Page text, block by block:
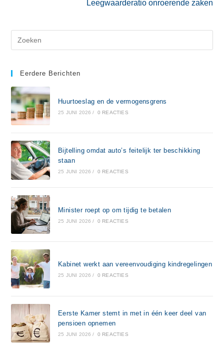
Leegwaarderatio onroerende zaken
Eerdere Berichten
Huurtoeslag en de vermogensgrens
25 JUNI 2026 / 0 REACTIES
Bijtelling omdat auto’s feitelijk ter beschikking
staan
25 JUNI 2026 / 0 REACTIES
Minister roept op om tijdig te betalen
25 JUNI 2026 / 0 REACTIES
Kabinet werkt aan vereenvoudiging kindregelingen
25 JUNI 2026 / 0 REACTIES
Eerste Kamer stemt in met in één keer deel van
pensioen opnemen
25 JUNI 2026 / 0 REACTIES